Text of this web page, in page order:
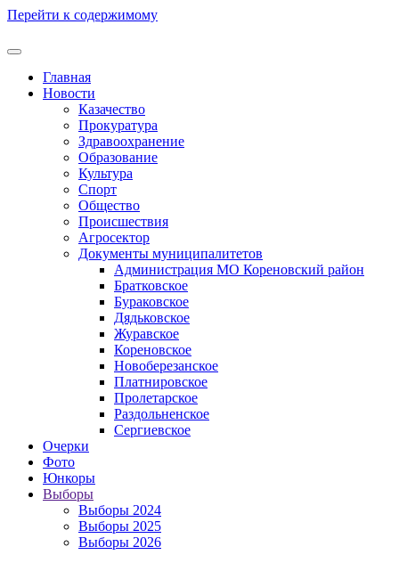
Перейти к содержимому
Главная
Новости
Казачество
Прокуратура
Здравоохранение
Образование
Культура
Спорт
Общество
Происшествия
Агросектор
Документы муниципалитетов
Администрация МО Кореновский район
Братковское
Бураковское
Дядьковское
Журавское
Кореновское
Новоберезанское
Платнировское
Пролетарское
Раздольненское
Сергиевское
Очерки
Фото
Юнкоры
Выборы
Выборы 2024
Выборы 2025
Выборы 2026